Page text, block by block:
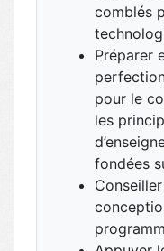
comblés
Préparer
pour le
les
fondées